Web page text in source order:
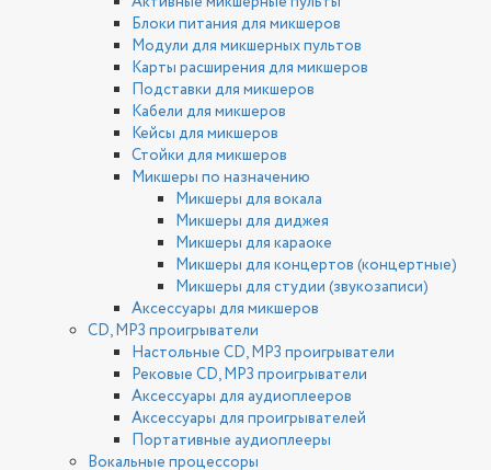
Блоки питания для микшеров
Модули для микшерных пультов
Карты расширения для микшеров
Подставки для микшеров
Кабели для микшеров
Кейсы для микшеров
Стойки для микшеров
Микшеры по назначению
Микшеры для вокала
Микшеры для диджея
Микшеры для караоке
Микшеры для концертов (концертные)
Микшеры для студии (звукозаписи)
Аксессуары для микшеров
CD, MP3 проигрыватели
Настольные CD, MP3 проигрыватели
Рековые CD, MP3 проигрыватели
Аксессуары для аудиоплееров
Аксессуары для проигрывателей
Портативные аудиоплееры
Вокальные процессоры